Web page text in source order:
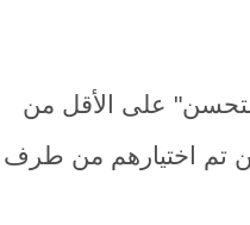
على الأقل من
من تم اختيارهم من طرف